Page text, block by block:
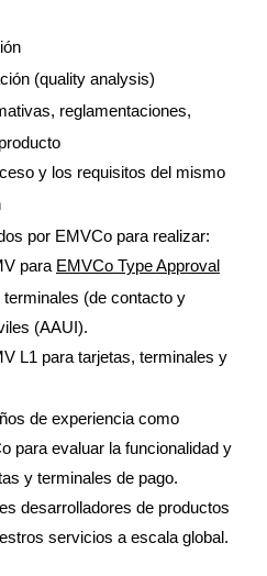
(quality analysis)
reglamentaciones,
y los requisitos del mismo
por EMVCo para realizar:
para EMVCo Type Approval
(de contacto y
(AAUI).
L1 para tarjetas, terminales y
de experiencia como
para evaluar la funcionalidad y
y terminales de pago.
desarrolladores de productos
servicios a escala global.